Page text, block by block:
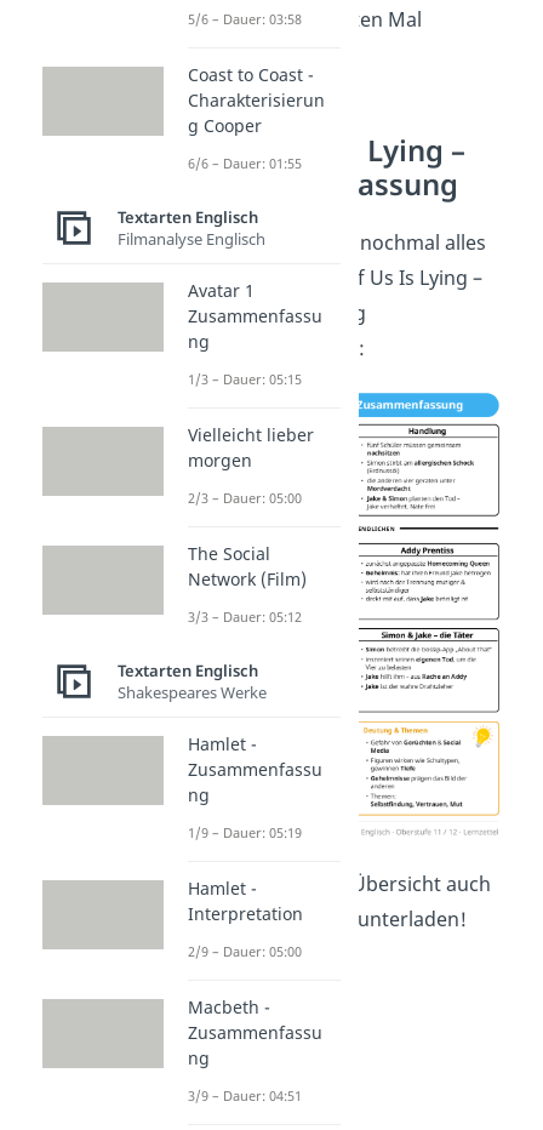
und 2021 zum ersten Mal
One of Us Is Lying –
Zusammenfassung
Hier haben wir dir nochmal alles
zum Thema One of Us Is Lying –
Zusammenfassung
zusammengefasst:
Du kannst dir die Übersicht auch
hierkostenlos herunterladen!
5/6 – Dauer: 03:58
Coast to Coast -
Charakterisierun
g Cooper
6/6 – Dauer: 01:55
Textarten Englisch
Filmanalyse Englisch
Avatar 1
Zusammenfassu
ng
1/3 – Dauer: 05:15
Vielleicht lieber
morgen
2/3 – Dauer: 05:00
The Social
Network (Film)
3/3 – Dauer: 05:12
Textarten Englisch
Shakespeares Werke
Hamlet -
Zusammenfassu
ng
1/9 – Dauer: 05:19
Hamlet -
Interpretation
2/9 – Dauer: 05:00
Macbeth -
Zusammenfassu
ng
3/9 – Dauer: 04:51